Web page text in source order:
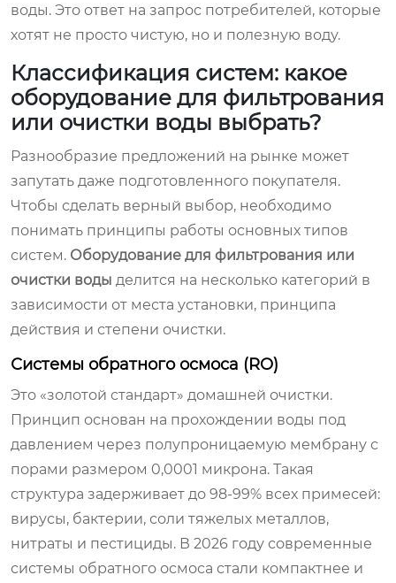
воды. Это ответ на запрос потребителей, которые
хотят не просто чистую, но и полезную воду.
Классификация систем: какое
оборудование для фильтрования
или очистки воды выбрать?
Разнообразие предложений на рынке может
запутать даже подготовленного покупателя.
Чтобы сделать верный выбор, необходимо
понимать принципы работы основных типов
систем. Оборудование для фильтрования или
очистки воды делится на несколько категорий в
зависимости от места установки, принципа
действия и степени очистки.
Системы обратного осмоса (RO)
Это «золотой стандарт» домашней очистки.
Принцип основан на прохождении воды под
давлением через полупроницаемую мембрану с
порами размером 0,0001 микрона. Такая
структура задерживает до 98-99% всех примесей:
вирусы, бактерии, соли тяжелых металлов,
нитраты и пестициды. В 2026 году современные
системы обратного осмоса стали компактнее и